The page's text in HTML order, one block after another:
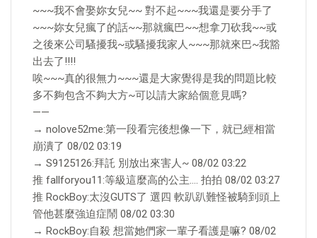
~~~我不會娶妳女兒~~ 對不起~~~我還是要分手了
~~~妳女兒瘋了的話~~那就瘋巴~~想拿刀砍我~~或
之後來公司騷擾我~或騷擾我家人~~~那就來巴~我豁
出去了!!!!
唉~~~真的很無力~~~還是大家覺得是我的問題比較
多不夠包含不夠大方~可以請大家給個意見嗎?
——
→ nolove52me:第一段看完後想像一下，就已經相當
崩潰了 08/02 03:19
→ S9125126:拜託 別放出來害人~ 08/02 03:22
推 fallforyou11:等級這麼高的公主…. 拍拍 08/02 03:27
推 RockBoy:太沒GUTS了 選四 軟趴趴難怪被騎到頭上
管他甚麼強迫症鬧 08/02 03:30
→ RockBoy:自殺 想當她們家一輩子看護是嘛? 08/02